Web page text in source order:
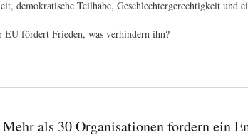
demokratische Teilhabe, Geschlechtergerechtigkeit und
EU fördert Frieden, was verhindern ihn?
als 30 Organisationen fordern ein